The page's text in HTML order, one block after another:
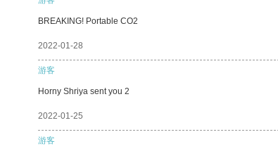
BREAKING! Portable CO2
2022-01-28
游客
Horny Shriya sent you 2
2022-01-25
游客